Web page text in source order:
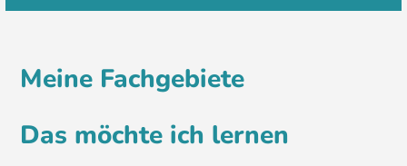
Meine Fachgebiete
Das möchte ich lernen